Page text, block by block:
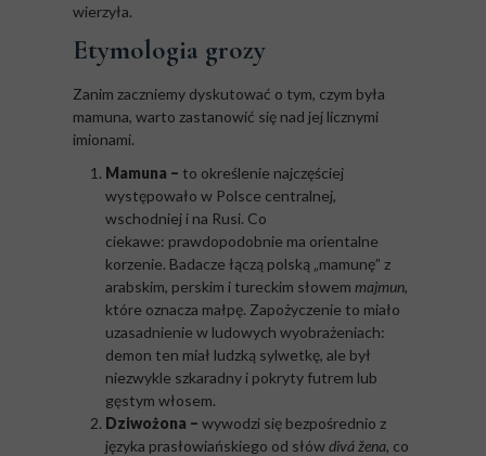
wierzyła.
Etymologia grozy
Zanim zaczniemy dyskutować o tym, czym była
mamuna, warto zastanowić się nad jej licznymi
imionami.
Mamuna – to określenie najczęściej
występowało w Polsce centralnej,
wschodniej i na Rusi. Co
ciekawe: prawdopodobnie ma orientalne
korzenie. Badacze łączą polską „mamunę” z
arabskim, perskim i tureckim słowem majmun,
które oznacza małpę. Zapożyczenie to miało
uzasadnienie w ludowych wyobrażeniach:
demon ten miał ludzką sylwetkę, ale był
niezwykle szkaradny i pokryty futrem lub
gęstym włosem.
Dziwożona – wywodzi się bezpośrednio z
języka prasłowiańskiego od słówdivá žena, co